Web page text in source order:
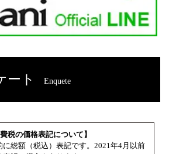
ート Enquete
費税の価格表記について】
総額（税込）表記です。2021年4月以前